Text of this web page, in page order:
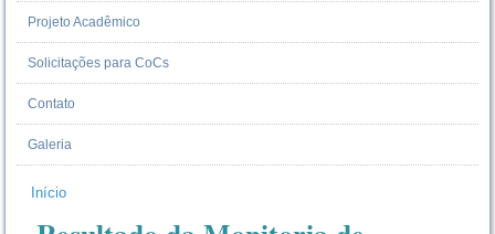
Projeto Acadêmico
Solicitações para CoCs
Contato
Galeria
VOCÊ ESTÁ AQUI
Início